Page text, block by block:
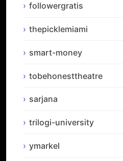
followergratis
thepicklemiami
smart-money
tobehonesttheatre
sarjana
trilogi-university
ymarkel